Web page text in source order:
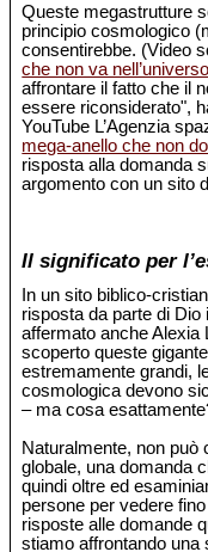
Queste megastrutture
principio cosmologico
consentirebbe. (Video
che non va nell’universo
affrontare il fatto che il
essere riconsiderato",
YouTube L’Agenzia
mega-anello che non
risposta alla domanda
argomento con un sito
Il significato per
In un sito biblico-
risposta da parte di
affermato anche Alexia
scoperto queste
estremamente grandi,
cosmologica devono
– ma cosa
Naturalmente, non può
globale, una domanda
quindi oltre ed
persone per vedere
risposte alle domande
stiamo affrontando una